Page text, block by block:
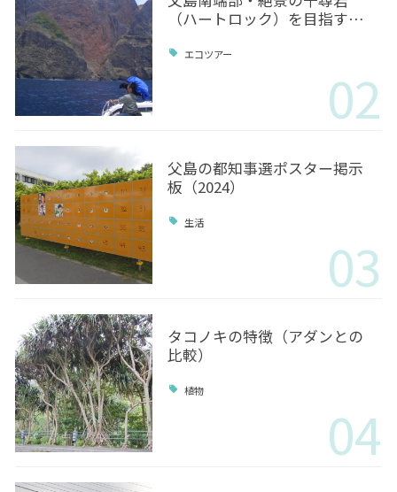
（ハートロック）を目指す…
エコツアー
02
父島の都知事選ポスター掲示
板（2024）
生活
03
タコノキの特徴（アダンとの
比較）
植物
04